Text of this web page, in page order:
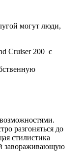
могут люди,
Cruiser 200 с
разгоняться до
стилистика
завораживающую